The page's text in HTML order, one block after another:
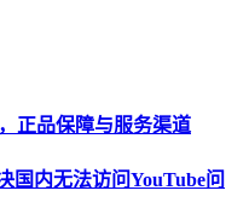
正品保障与服务渠道
国内无法访问YouTube问